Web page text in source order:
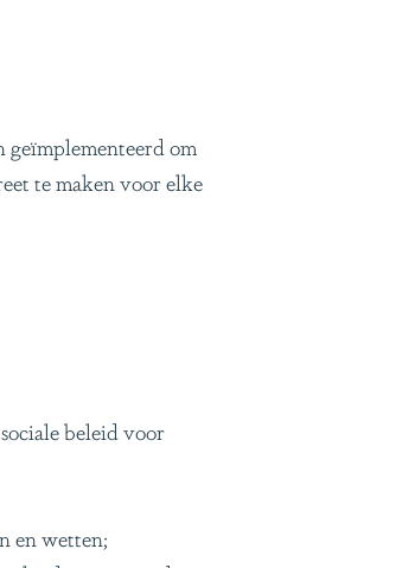
geïmplementeerd om
te maken voor elke
beleid voor
en wetten;